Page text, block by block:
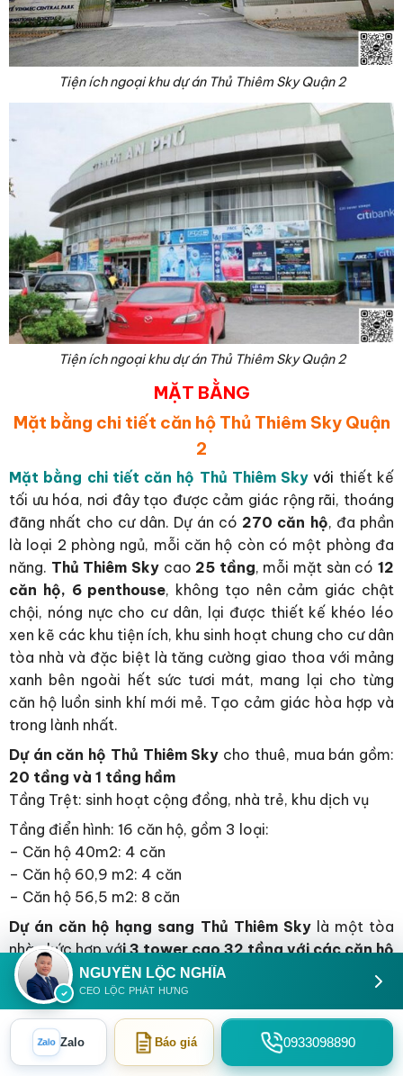
Tiện ích ngoại khu dự án Thủ Thiêm Sky Quận 2
Tiện ích ngoại khu dự án Thủ Thiêm Sky Quận 2
MẶT BẰNG
Mặt bằng chi tiết căn hộ Thủ Thiêm Sky Quận
2
Mặt bằng chi tiết căn hộ Thủ Thiêm Sky với thiết kế
tối ưu hóa, nơi đây tạo được cảm giác rộng rãi, thoáng
đãng nhất cho cư dân. Dự án có 270 căn hộ, đa phần
là loại 2 phòng ngủ, mỗi căn hộ còn có một phòng đa
năng. Thủ Thiêm Skycao 25 tầng, mỗi mặt sàn có12
căn hộ, 6 penthouse, không tạo nên cảm giác chật
chội, nóng nực cho cư dân, lại được thiết kế khéo léo
xen kẽ các khu tiện ích, khu sinh hoạt chung cho cư dân
tòa nhà và đặc biệt là tăng cường giao thoa với mảng
xanh bên ngoài hết sức tươi mát, mang lại cho từng
căn hộ luồn sinh khí mới mẻ. Tạo cảm giác hòa hợp và
trong lành nhất.
Dự án căn hộ Thủ Thiêm Sky cho thuê, mua bán gồm:
20 tầng và 1 tầng hầm
Tầng Trệt: sinh hoạt cộng đồng, nhà trẻ, khu dịch vụ
Tầng điển hình: 16 căn hộ, gồm 3 loại:
– Căn hộ 40m2: 4 căn
– Căn hộ 60,9 m2: 4 căn
– Căn hộ 56,5 m2: 8 căn
Dự án căn hộ hạng sang Thủ Thiêm Skylà một tòa
nhà phức hợp với 3 tower cao 32 tầng với các căn hộ
được bố trí 13 căn hộ mỗi tầng
. Ở khối đế và tầng
12A, 12B có hệ thống tiện ích nên cư dân sống trên các
tầng cao không cần lo ngại về vấn đề di chuyển xuống
dưới để tận hưởng các tiện ích đồng bộ trong dự án.
Tất cả các tầng đều sử dụng thẻ từ riêng biệt để đảm
NGUYỄN LỘC NGHĨA
CEO LỘC PHÁT HƯNG
Zalo Zalo Báo giá 0933098890